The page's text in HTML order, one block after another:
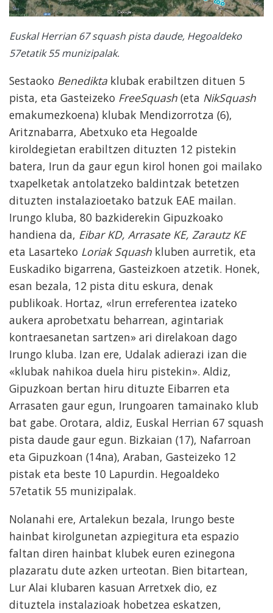
Euskal Herrian 67 squash pista daude, Hegoaldeko
57etatik 55 munizipalak.
Sestaoko Benedikta klubak erabiltzen dituen 5
pista, eta Gasteizeko FreeSquash (eta NikSquash
emakumezkoena) klubak Mendizorrotza (6),
Aritznabarra, Abetxuko eta Hegoalde
kiroldegietan erabiltzen dituzten 12 pistekin
batera, Irun da gaur egun kirol honen goi mailako
txapelketak antolatzeko baldintzak betetzen
dituzten instalazioetako batzuk EAE mailan.
Irungo kluba, 80 bazkiderekin Gipuzkoako
handiena da, Eibar KD, Arrasate KE, Zarautz KE
eta Lasarteko Loriak Squash kluben aurretik, eta
Euskadiko bigarrena, Gasteizkoen atzetik. Honek,
esan bezala, 12 pista ditu eskura, denak
publikoak. Hortaz, «Irun erreferentea izateko
aukera aprobetxatu beharrean, agintariak
kontraesanetan sartzen» ari direlakoan dago
Irungo kluba. Izan ere, Udalak adierazi izan die
«klubak nahikoa duela hiru pistekin». Aldiz,
Gipuzkoan bertan hiru dituzte Eibarren eta
Arrasaten gaur egun, Irungoaren tamainako klub
bat gabe. Orotara, aldiz, Euskal Herrian 67 squash
pista daude gaur egun. Bizkaian (17), Nafarroan
eta Gipuzkoan (14na), Araban, Gasteizeko 12
pistak eta beste 10 Lapurdin. Hegoaldeko
57etatik 55 munizipalak.
Nolanahi ere, Artalekun bezala, Irungo beste
hainbat kirolgunetan azpiegitura eta espazio
faltan diren hainbat klubek euren ezinegona
plazaratu dute azken urteotan. Bien bitartean,
Lur Alai klubaren kasuan Arretxek dio, ez
dituztela instalazioak hobetzea eskatzen,